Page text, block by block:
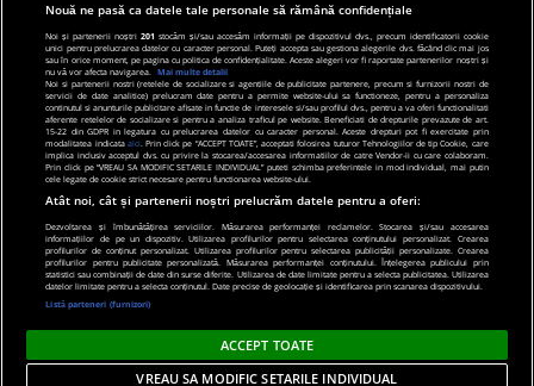
© 2019 PRO TV S.R.L |Politica de Cookie|Politica
de confidentialitate
Nouă ne pasă ca datele tale personale să rămână confidențiale
Noi și partenerii noștri201 stocăm și/sau accesăm informații pe dispozitivul dvs., precum identificatorii cookie
unici pentru prelucrarea datelor cu caracter personal. Puteți accepta sau gestiona alegerile dvs. făcând clic mai jos
sau în orice moment, pe pagina cu politica de confidențialitate. Aceste alegeri vor fi raportate partenerilor noștri și
nu vă vor afecta navigarea.
Mai multe detalii
Noi si partenerii nostri (retelele de socializare si agentiile de publicitate partenere, precum si furnizorii nostri de
servicii de date analitice) prelucram date pentru a permite website-ului sa functioneze, pentru a personaliza
continutul si anunturile publicitare afisate in functie de interesele si/sau profilul dvs., pentru a va oferi functionalitati
aferente retelelor de socializare si pentru a analiza traficul pe website. Beneficiati de drepturile prevazute de art.
15-22 din GDPR in legatura cu prelucrarea datelor cu caracter personal. Aceste drepturi pot fi exercitate prin
modalitatea indicata aici. Prin click pe “ACCEPT TOATE”, acceptati folosirea tuturor Tehnologiilor de tip Cookie, care
implica inclusiv acceptul dvs. cu privire la stocarea/accesarea informatiilor de catre Vendor-ii cu care colaboram.
Prin click pe “VREAU SA MODIFIC SETARILE INDIVIDUAL” puteti schimba preferintele in mod individual, mai putin
cele legate de cookie strict necesare pentru functionarea website-ului.
Atât noi, cât și partenerii noștri prelucrăm datele pentru a oferi:
Dezvoltarea și îmbunătățirea serviciilor. Măsurarea performanței reclamelor. Stocarea și/sau accesarea
informațiilor de pe un dispozitiv. Utilizarea profilurilor pentru selectarea conținutului personalizat. Crearea
profilurilor de conținut personalizat. Utilizarea profilurilor pentru selectarea publicității personalizate. Crearea
profilurilor pentru publicitate personalizată. Măsurarea performanței conținutului. Înțelegerea publicului prin
statistici sau combinații de date din surse diferite. Utilizarea de date limitate pentru a selecta publicitatea. Utilizarea
datelor limitate pentru a selecta conținutul. Date precise de geolocație și identificarea prin scanarea dispozitivului.
Listă parteneri (furnizori)
ACCEPT TOATE
VREAU SA MODIFIC SETARILE INDIVIDUAL